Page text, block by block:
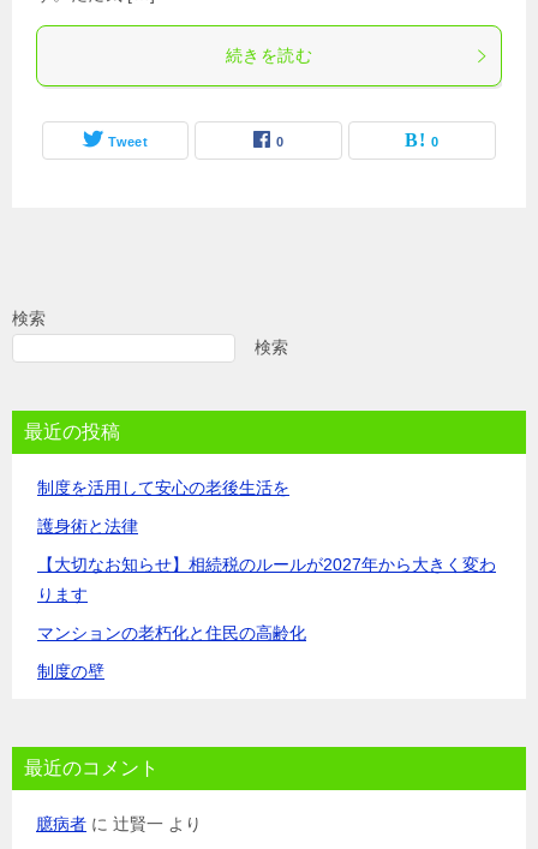
続きを読む
Tweet 0 0
検索
検索
最近の投稿
制度を活用して安心の老後生活を
護身術と法律
【大切なお知らせ】相続税のルールが2027年から大きく変わ
ります
マンションの老朽化と住民の高齢化
制度の壁
最近のコメント
臆病者 に 辻賢一 より